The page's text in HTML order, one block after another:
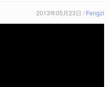
2013年05月23日 / Fengzi